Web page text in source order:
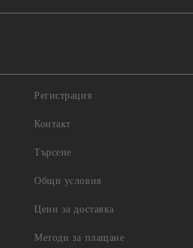
Регистрация
Контакт
Търсене
Общи условия
Цени за доставка
Методи за плащане